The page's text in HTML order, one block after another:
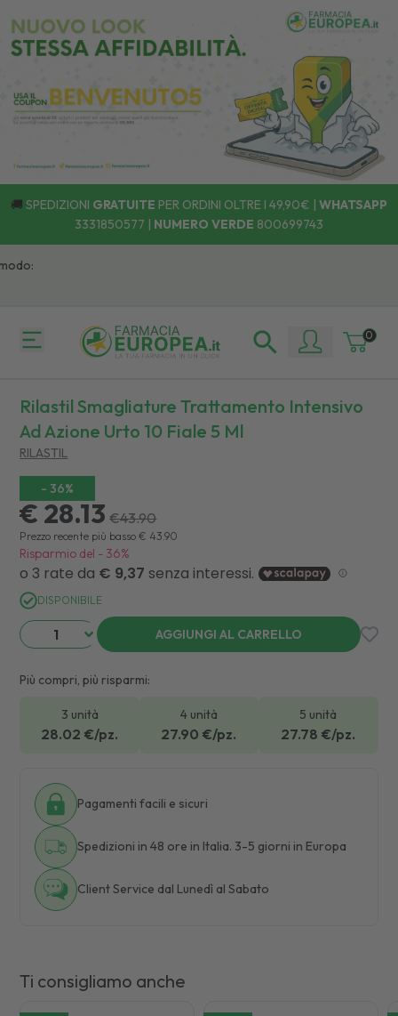
🚚 SPEDIZIONI GRATUITE PER ORDINI OLTRE I 49,90€ | WHATSAPP
3331850577 | NUMERO VERDE 800699743
0
Rilastil Smagliature Trattamento Intensivo
Ad Azione Urto 10 Fiale 5 Ml
RILASTIL
- 36%
€ 28.13 €43.90
Prezzo recente più basso € 43.90
Risparmio del - 36%
DISPONIBILE
AGGIUNGI AL CARRELLO
Più compri, più risparmi:
3 unità
28.02 €/pz.
4 unità
27.90 €/pz.
5 unità
27.78 €/pz.
Pagamenti facili e sicuri
Spedizioni in 48 ore in Italia. 3-5 giorni in Europa
Client Service dal Lunedì al Sabato
Ti consigliamo anche